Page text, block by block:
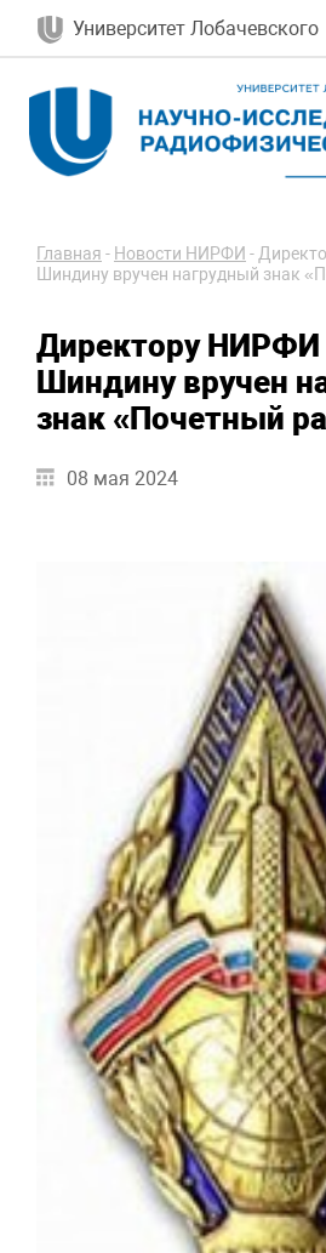
Университет Лобачевского
Главная - Новости НИРФИ -
Шиндину вручен нагрудный знак
Директору
Шиндину вручен
знак «Почетный
08 мая 2024